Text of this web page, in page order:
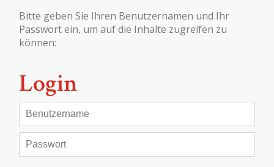
Bitte geben Sie Ihren Benutzernamen und Ihr
Passwort ein, um auf die Inhalte zugreifen zu
können:
Login